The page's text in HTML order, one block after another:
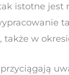
istotne jest
także w